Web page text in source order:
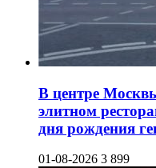
В центре
элитном
дня рождения
01-08-2026 3 899